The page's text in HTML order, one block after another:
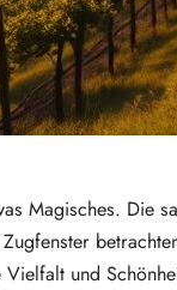
Magisches. Die
und